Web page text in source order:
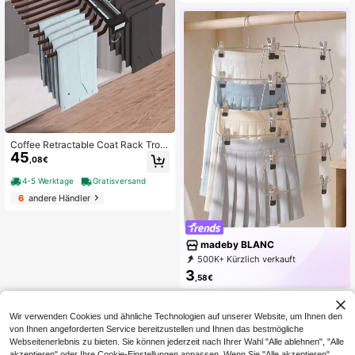
Coffee Retractable Coat Rack Trou
ser Rack Kleiderständer Hosenstän
der 22 Stangen
45 ,08€
4-5 Werktage Gratisversand
6andere Händler
mit markenfreien magischen Clips,
platzsparender Schrankorganizer, g
eeignet für Stange/Decke, verstellb
are Stange, passend für Zuhause/B
üro/Hotel
madeby BLANC
500K+ Kürzlich verkauft
67K+ Erneut kaufen
3 ,58€
Wir verwenden Cookies und ähnliche Technologien auf unserer Website, um Ihnen den
von Ihnen angeforderten Service bereitzustellen und Ihnen das bestmögliche
Webseitenerlebnis zu bieten. Sie können jederzeit nach Ihrer Wahl "Alle ablehnen", "Alle